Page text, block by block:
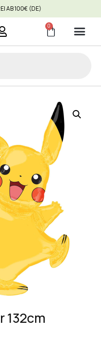
AB 100€ (DE)
0
132cm